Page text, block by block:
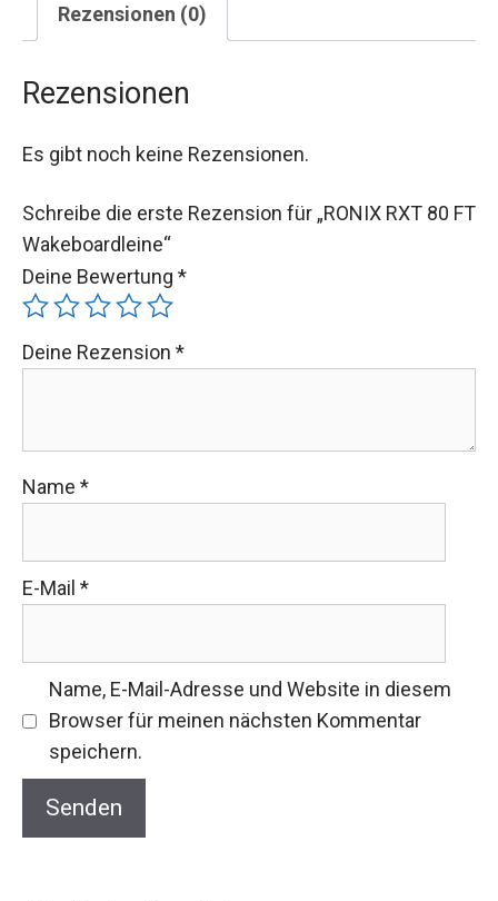
Rezensionen (0)
Rezensionen
Es gibt noch keine Rezensionen.
Schreibe die erste Rezension für „RONIX RXT 80 FT
Wakeboardleine“
Deine Bewertung *
Deine Rezension *
Name *
E-Mail *
Name, E-Mail-Adresse und Website in diesem
Browser für meinen nächsten Kommentar
speichern.